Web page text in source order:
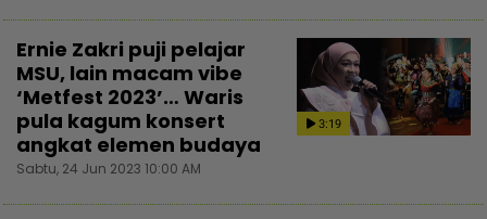
3:19
Ernie Zakri puji pelajar
MSU, lain macam vibe
‘Metfest 2023’… Waris
pula kagum konsert
angkat elemen budaya
Sabtu, 24 Jun 2023 10:00 AM